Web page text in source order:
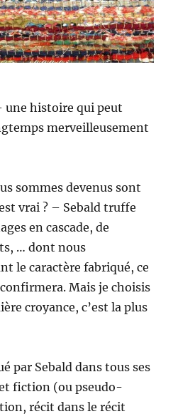
une histoire qui peut
merveilleusement
sommes devenus sont
vrai ? – Sebald truffe
en cascade, de
… dont nous
le caractère fabriqué, ce
Mais je choisis
croyance, c’est la plus
par Sebald dans tous ses
fiction (ou pseudo-
récit dans le récit